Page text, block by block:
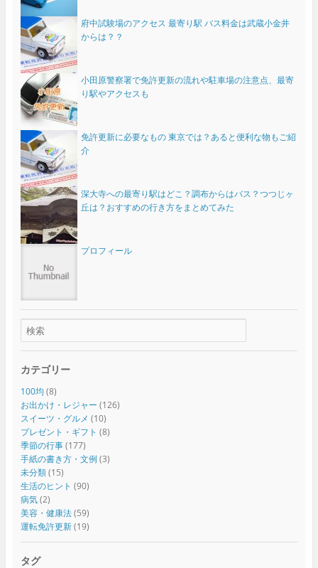
府中試験場のアクセス 最寄り駅 バス料金は武蔵小金井
からは？？
小田原警察署で免許更新の流れや駐車場の注意点、最寄
り駅やアクセスも
免許更新に必要なもの 東京では？あると便利な物もご紹
介
深大寺への最寄り駅はどこ？調布からはバス？つつじヶ
丘は？おすすめの行き方をまとめてみた
プロフィール
カテゴリー
100均 (8)
お出かけ・レジャー (126)
スイーツ・グルメ (10)
プレゼント・ギフト (8)
季節の行事(177)
手紙の書き方・文例 (3)
未分類(15)
生活のヒント (90)
病気(2)
美容・健康法(59)
運転免許更新(19)
タグ